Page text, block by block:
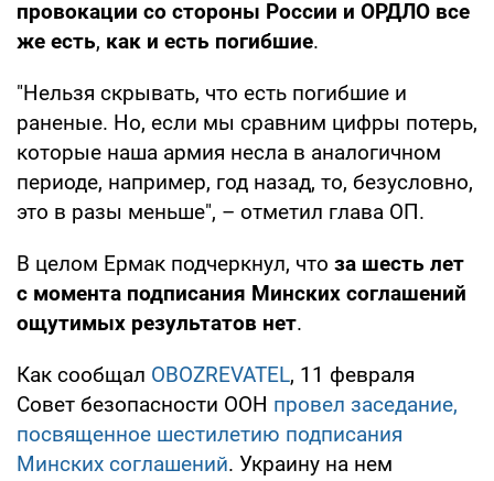
провокации со стороны России и ОРДЛО все
же есть, как и есть погибшие.
"Нельзя скрывать, что есть погибшие и
раненые. Но, если мы сравним цифры потерь,
которые наша армия несла в аналогичном
периоде, например, год назад, то, безусловно,
это в разы меньше", – отметил глава ОП.
В целом Ермак подчеркнул, что за шесть лет
с момента подписания Минских соглашений
ощутимых результатов нет.
Как сообщал OBOZREVATEL, 11 февраля
Совет безопасности ООН провел заседание,
посвященное шестилетию подписания
Минских соглашений. Украину на нем